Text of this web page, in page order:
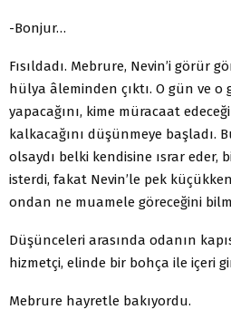
-Bonjur…
Fısıldadı. Mebrure, Nevin’i görür
hülya âleminden çıktı. O gün ve o
yapacağını, kime müracaat
kalkacağını düşünmeye başladı.
olsaydı belki kendisine ısrar eder,
isterdi, fakat Nevin’le pek
ondan ne muamele göreceğini
Düşünceleri arasında odanın
hizmetçi, elinde bir bohça ile içeri
Mebrure hayretle bakıyordu.